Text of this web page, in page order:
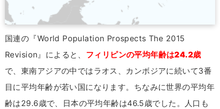
国連の『World Population Prospects The 2015
Revision』によると、 フィリピンの平均年齢は24.2歳
で、東南アジアの中ではラオス、カンボジアに続いて3番
目に平均年齢が若い国になります。ちなみに世界の平均年
齢は29.6歳で、日本の平均年齢は46.5歳でした。人口も